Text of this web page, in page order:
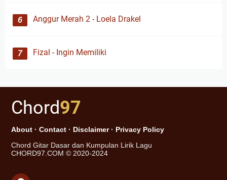
Anggur Merah 2 - Loela Drakel
Fizal - Ingin Memiliki
Chord97
About · Contact · Disclaimer· Privacy Policy
Chord Gitar Dasar dan Kumpulan Lirik Lagu
CHORD97.COM © 2020-2024